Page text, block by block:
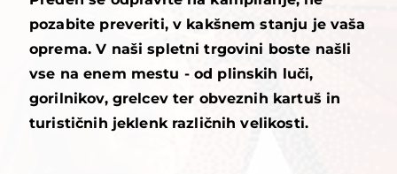
pozabite preveriti, v kakšnem stanju je vaša
oprema. V naši spletni trgovini boste našli
vse na enem mestu - od plinskih luči,
gorilnikov, grelcev ter obveznih kartuš in
turističnih jeklenk različnih velikosti.